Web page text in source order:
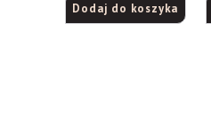
Dodaj do koszyka